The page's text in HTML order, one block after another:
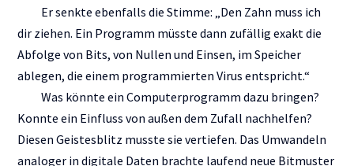
Er senkte ebenfalls die Stimme: „Den Zahn muss ich
dir ziehen. Ein Programm müsste dann zufällig exakt die
Abfolge von Bits, von Nullen und Einsen, im Speicher
ablegen, die einem programmierten Virus entspricht.“
Was könnte ein Computerprogramm dazu bringen?
Konnte ein Einfluss von außen dem Zufall nachhelfen?
Diesen Geistesblitz musste sie vertiefen. Das Umwandeln
analoger in digitale Daten brachte laufend neue Bitmuster